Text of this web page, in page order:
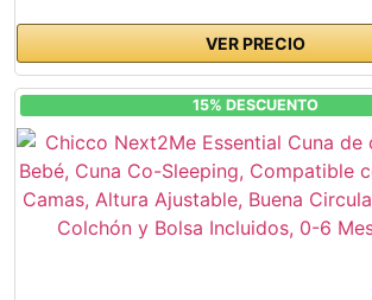
VER PRECIO
15% DESCUENTO